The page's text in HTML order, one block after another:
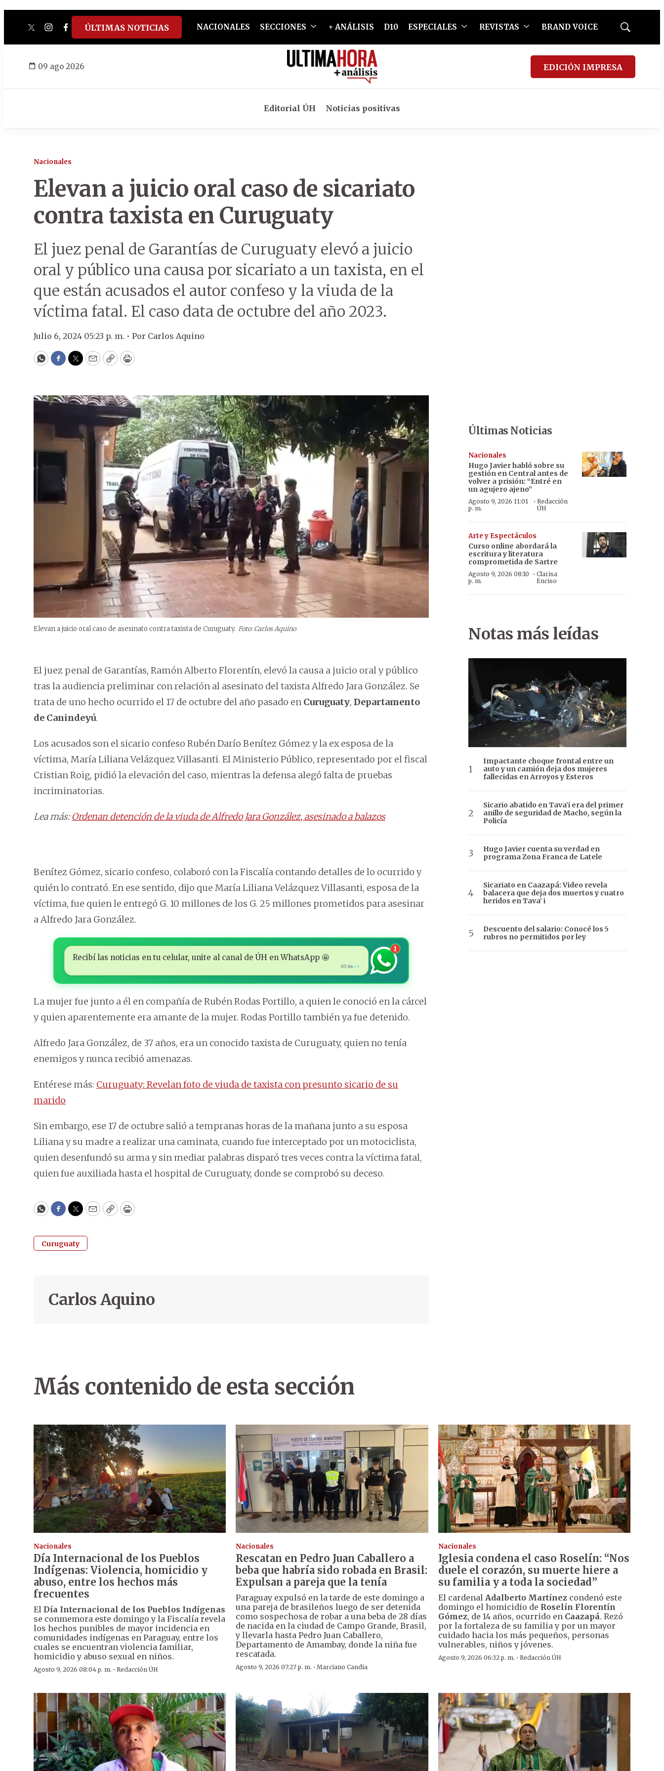
twitterinstagram
facebook
tiktokyoutube
spotify
ÚLTIMAS NOTICIAS NACIONALES SECCIONES + ANÁLISIS D10 ESPECIALES REVISTAS BRAND VOICE
Mostrar
09 ago 2026 EDICIÓN IMPRESA
Editorial ÚH Noticias positivas
Nacionales
Elevan a juicio oral caso de sicariato
contra taxista en Curuguaty
El juez penal de Garantías de Curuguaty elevó a juicio
oral y público una causa por sicariato a un taxista, en el
que están acusados el autor confeso y la viuda de la
víctima fatal. El caso data de octubre del año 2023.
Julio 6, 2024 05:23 p. m. • Por Carlos Aquino
WhatsApp
Facebook
Twitter
EmailCopyPrint
Elevan a juicio oral caso de asesinato contra taxista de Curuguaty. Foto: Carlos Aquino
El juez penal de Garantías, Ramón Alberto Florentín, elevó la causa a juicio oral y público
tras la audiencia preliminar con relación al asesinato del taxista Alfredo Jara González. Se
trata de uno hecho ocurrido el 17 de octubre del año pasado en Curuguaty, Departamento
de Canindeyú.
Los acusados son el sicario confeso Rubén Darío Benítez Gómez y la ex esposa de la
víctima, María Liliana Velázquez Villasanti. El Ministerio Público, representado por el fiscal
Cristian Roig, pidió la elevación del caso, mientras la defensa alegó falta de pruebas
incriminatorias.
Lea más:Ordenan detención de la viuda de Alfredo Jara González, asesinado a balazos
Benítez Gómez, sicario confeso, colaboró con la Fiscalía contando detalles de lo ocurrido y
quién lo contrató. En ese sentido, dijo que María Liliana Velázquez Villasanti, esposa de la
víctima, fue quien le entregó G. 10 millones de los G. 25 millones prometidos para asesinar
a Alfredo Jara González.
Recibí las noticias en tu celular, unite al canal de ÚH en WhatsApp 🤩
03:46 ✓✓
1
La mujer fue junto a él en compañía de Rubén Rodas Portillo, a quien le conoció en la cárcel
y quien aparentemente era amante de la mujer. Rodas Portillo también ya fue detenido.
Alfredo Jara González, de 37 años, era un conocido taxista de Curuguaty, quien no tenía
enemigos y nunca recibió amenazas.
Entérese más: Curuguaty: Revelan foto de viuda de taxista con presunto sicario de su
marido
Sin embargo, ese 17 de octubre salió a tempranas horas de la mañana junto a su esposa
Liliana y su madre a realizar una caminata, cuando fue interceptado por un motociclista,
quien desenfundó su arma y sin mediar palabras disparó tres veces contra la víctima fatal,
quien fue auxiliada hasta el hospital de Curuguaty, donde se comprobó su deceso.
WhatsApp
Facebook
Twitter
EmailCopyPrint
Curuguaty
Carlos Aquino
Últimas Noticias
Nacionales
Hugo Javier habló sobre su
gestión en Central antes de
volver a prisión: “Entré en
un agujero ajeno”
Agosto 9, 2026 11:01
p. m.
· Redacción
ÚH
Arte y Espectáculos
Curso online abordará la
escritura y literatura
comprometida de Sartre
Agosto 9, 2026 08:10
p. m.
·Clarisa
Enciso
Notas más leídas
Impactante choque frontal entre un
auto y un camión deja dos mujeres
fallecidas en Arroyos y Esteros
Sicario abatido en Tava’i era del primer
anillo de seguridad de Macho, según la
Policía
Hugo Javier cuenta su verdad en
programa Zona Franca de Latele
Sicariato en Caazapá: Video revela
balacera que deja dos muertos y cuatro
heridos en Tava’ i
Descuento del salario: Conocé los 5
rubros no permitidos por ley
Más contenido de esta sección
Nacionales
Día Internacional de los Pueblos
Indígenas: Violencia, homicidio y
abuso, entre los hechos más
frecuentes
El Día Internacional de los Pueblos Indígenas
se conmemora este domingo y la Fiscalía revela
los hechos punibles de mayor incidencia en
comunidades indígenas en Paraguay, entre los
cuales se encuentran violencia familiar,
homicidio y abuso sexual en niños.
Agosto 9, 2026 08:04 p. m. · Redacción ÚH
Nacionales
Rescatan en Pedro Juan Caballero a
beba que habría sido robada en Brasil:
Expulsan a pareja que la tenía
Paraguay expulsó en la tarde de este domingo a
una pareja de brasileños luego de ser detenida
como sospechosa de robar a una beba de 28 días
de nacida en la ciudad de Campo Grande, Brasil,
y llevarla hasta Pedro Juan Caballero,
Departamento de Amambay, donde la niña fue
rescatada.
Agosto 9, 2026 07:27 p. m. ·Marciano Candia
Nacionales
Iglesia condena el caso Roselín: “Nos
duele el corazón, su muerte hiere a
su familia y a toda la sociedad”
El cardenal Adalberto Martínezcondenó este
domingo el homicidio de Roselín Florentín
Gómez, de 14 años, ocurrido en Caazapá. Rezó
por la fortaleza de su familia y por un mayor
cuidado hacia los más pequeños, personas
vulnerables, niños y jóvenes.
Agosto 9, 2026 06:32 p. m. · Redacción ÚH